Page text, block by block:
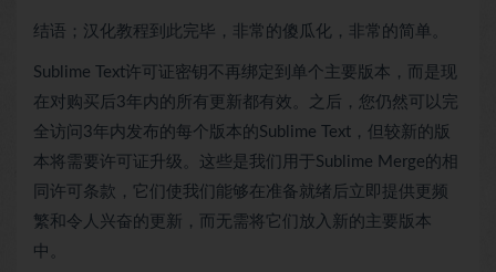
结语；汉化教程到此完毕，非常的傻瓜化，非常的简单。
Sublime Text许可证密钥不再绑定到单个主要版本，而是现
在对购买后3年内的所有更新都有效。之后，您仍然可以完
全访问3年内发布的每个版本的Sublime Text，但较新的版
本将需要许可证升级。这些是我们用于Sublime Merge的相
同许可条款，它们使我们能够在准备就绪后立即提供更频
繁和令人兴奋的更新，而无需将它们放入新的主要版本
中。